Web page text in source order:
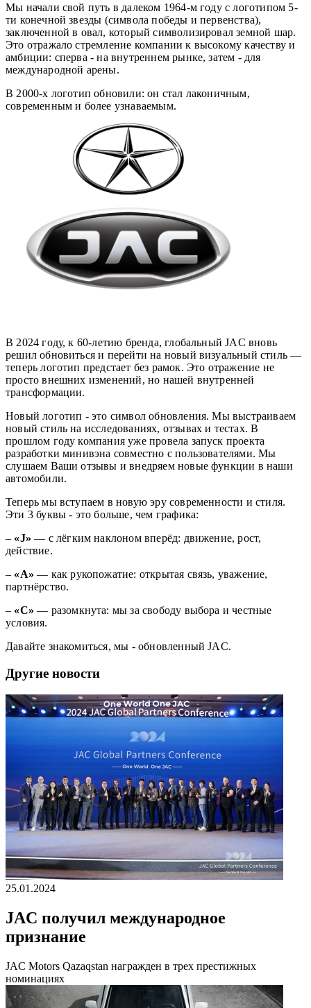
Мы начали свой путь в далеком 1964-м году с логотипом 5-
ти конечной звезды (символа победы и первенства),
заключенной в овал, который символизировал земной шар.
Это отражало стремление компании к высокому качеству и
амбиции: сперва - на внутреннем рынке, затем - для
международной арены.
В 2000-х логотип обновили: он стал лаконичным,
современным и более узнаваемым.
В 2024 году, к 60-летию бренда, глобальный JAC вновь
решил обновиться и перейти на новый визуальный стиль —
теперь логотип предстает без рамок. Это отражение не
просто внешних изменений, но нашей внутренней
трансформации.
Новый логотип - это символ обновления. Мы выстраиваем
новый стиль на исследованиях, отзывах и тестах. В
прошлом году компания уже провела запуск проекта
разработки минивэна совместно с пользователями. Мы
слушаем Ваши отзывы и внедряем новые функции в наши
автомобили.
Теперь мы вступаем в новую эру современности и стиля.
Эти 3 буквы - это больше, чем графика:
– «J» — с лёгким наклоном вперёд: движение, рост,
действие.
– «A» — как рукопожатие: открытая связь, уважение,
партнёрство.
– «C» — разомкнута: мы за свободу выбора и честные
условия.
Давайте знакомиться, мы - обновленный JAC.
Другие новости
25.01.2024
JAC получил международное
признание
JAC Motors Qazaqstan награжден в трех престижных
номинациях